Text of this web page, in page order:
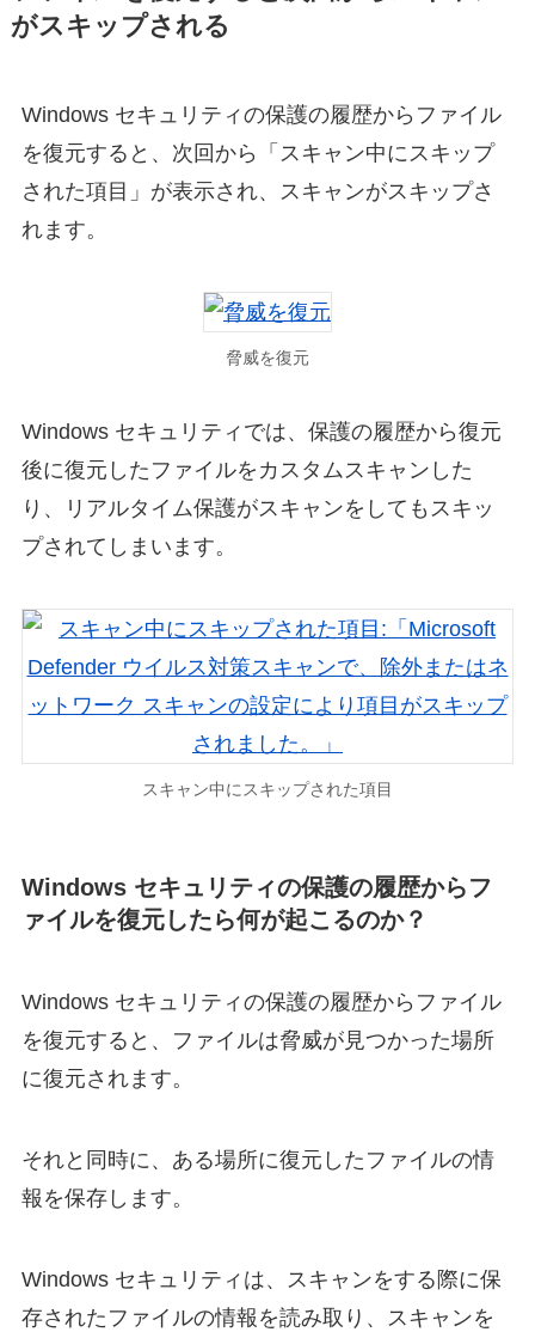
がスキップされる
Windows セキュリティの保護の履歴からファイル
を復元すると、次回から「スキャン中にスキップ
された項目」が表示され、スキャンがスキップさ
れます。
脅威を復元
Windows セキュリティでは、保護の履歴から復元
後に復元したファイルをカスタムスキャンした
り、リアルタイム保護がスキャンをしてもスキッ
プされてしまいます。
スキャン中にスキップされた項目
Windows セキュリティの保護の履歴からフ
ァイルを復元したら何が起こるのか？
Windows セキュリティの保護の履歴からファイル
を復元すると、ファイルは脅威が見つかった場所
に復元されます。
それと同時に、ある場所に復元したファイルの情
報を保存します。
Windows セキュリティは、スキャンをする際に保
存されたファイルの情報を読み取り、スキャンを